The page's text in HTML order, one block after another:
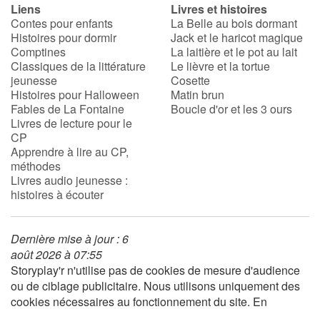
Liens
Contes pour enfants
Histoires pour dormir
Comptines
Classiques de la littérature
jeunesse
Histoires pour Halloween
Fables de La Fontaine
Livres de lecture pour le
CP
Apprendre à lire au CP,
méthodes
Livres audio jeunesse :
histoires à écouter
Livres et histoires
La Belle au bois dormant
Jack et le haricot magique
La laitière et le pot au lait
Le lièvre et la tortue
Cosette
Matin brun
Boucle d'or et les 3 ours
Dernière mise à jour : 6
août 2026 à 07:55
Storyplay'r n'utilise pas de cookies de mesure d'audience
ou de ciblage publicitaire. Nous utilisons uniquement des
cookies nécessaires au fonctionnement du site. En